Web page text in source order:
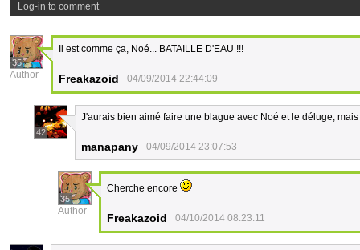
Log-in to comment
35
Author
Il est comme ça, Noé... BATAILLE D'EAU !!!
Freakazoid 04/09/2014 22:44:09
42
J'aurais bien aimé faire une blague avec Noé et le déluge,
manapany 04/09/2014 23:07:53
35
Author
Cherche encore
Freakazoid 04/10/2014 08:23:11